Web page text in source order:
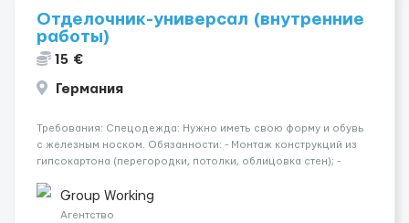
Отделочник-универсал (внутренние
работы)
15 €
Германия
Требования: Спецодежда: Нужно иметь свою форму и обувь
с железным носком. Обязанности: - Монтаж конструкций из
гипсокартона (перегородки, потолки, облицовка стен); -
малярных работ (шпатлевка, грунтовка, покраска); -
Штукатурные работы ...
Group Working
Агентство